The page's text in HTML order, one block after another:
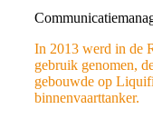
In 2013 werd in de
gebruik genomen,
gebouwde op
binnenvaarttanker.